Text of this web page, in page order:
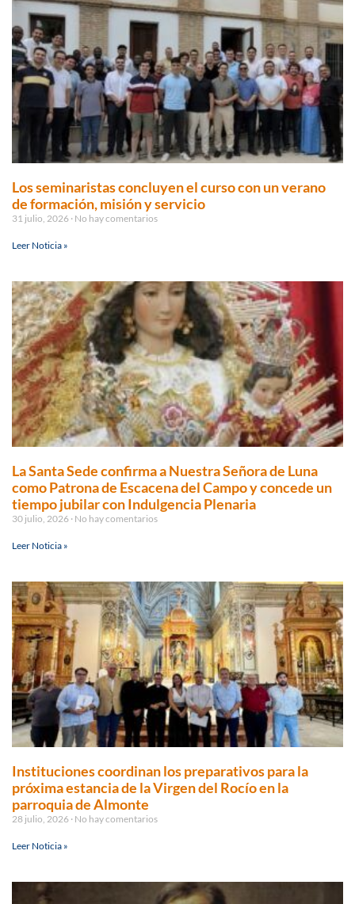
Los seminaristas concluyen el curso con un verano
de formación, misión y servicio
31 julio, 2026 No hay comentarios
Leer Noticia »
La Santa Sede confirma a Nuestra Señora de Luna
como Patrona de Escacena del Campo y concede un
tiempo jubilar con Indulgencia Plenaria
30 julio, 2026 No hay comentarios
Leer Noticia »
Instituciones coordinan los preparativos para la
próxima estancia de la Virgen del Rocío en la
parroquia de Almonte
28 julio, 2026 No hay comentarios
Leer Noticia »